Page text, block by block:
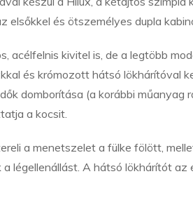
elsőkkel és ötszemélyes dupla
acélfelnis kivitel is, de a legtöbb
és krómozott hátsó lökhárítóval
domborítása (a korábbi
a kocsit.
a menetszelet a fülke fölött,
légellenállást. A hátsó lökhárítót az